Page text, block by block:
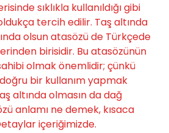
sıklıkla kullanıldığı gibi
tercih edilir. Taş altında
olsun atasözü de Türkçede
birisidir. Bu atasözünün
olmak önemlidir; çünkü
bir kullanım yapmak
altında olmasın da dağ
anlamı ne demek, kısaca
içeriğimizde.